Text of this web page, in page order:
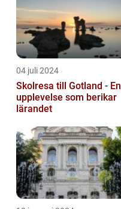
04 juli 2024
Skolresa till Gotland - En
upplevelse som berikar
lärandet